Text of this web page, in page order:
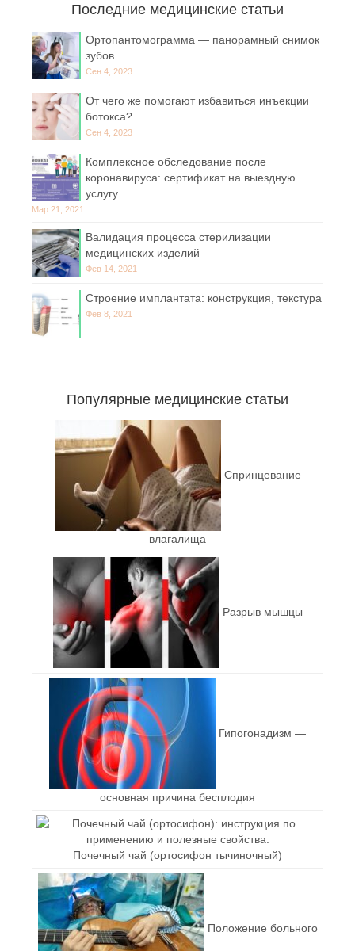
Последние медицинские статьи
Ортопантомограмма — панорамный снимок
зубов
Сен 4, 2023
От чего же помогают избавиться инъекции
ботокса?
Сен 4, 2023
Комплексное обследование после
коронавируса: сертификат на выездную
услугу
Мар 21, 2021
Валидация процесса стерилизации
медицинских изделий
Фев 14, 2021
Строение имплантата: конструкция, текстура
Фев 8, 2021
Популярные медицинские статьи
Спринцевание
влагалища
Разрыв мышцы
Гипогонадизм —
основная причина бесплодия
Почечный чай (ортосифон тычиночный)
Положение больного